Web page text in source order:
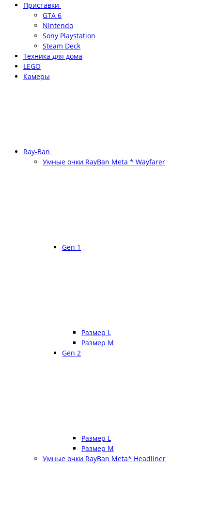
Приставки
GTA 6
Nintendo
Sony Playstation
Steam Deck
Техника для дома
LEGO
Камеры
Ray-Ban
Умные очки RayBan Meta * Wayfarer
Gen 1
Размер L
Размер М
Gen 2
Размер L
Размер М
Умные очки RayBan Meta* Headliner